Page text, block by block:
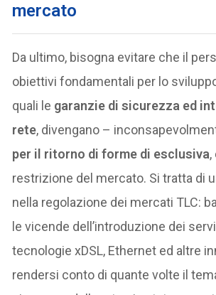
mercato
Da ultimo, bisogna evitare che il
obiettivi fondamentali per lo
quali le garanzie di sicurezza ed
rete, divengano –
per il ritorno di forme di esclusiva,
restrizione del mercato. Si tratta di
nella regolazione dei mercati TLC:
le vicende dell’introduzione dei
tecnologie xDSL, Ethernet ed altre
rendersi conto di quante volte il